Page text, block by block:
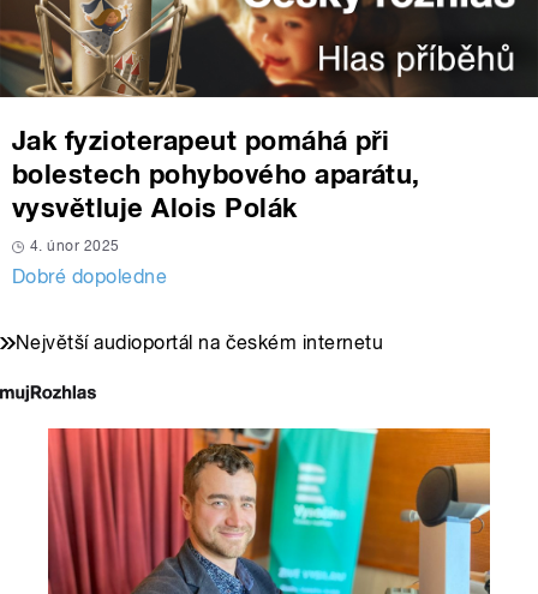
Jak fyzioterapeut pomáhá při
bolestech pohybového aparátu,
vysvětluje Alois Polák
4. únor 2025
Dobré dopoledne
Největší audioportál na českém internetu